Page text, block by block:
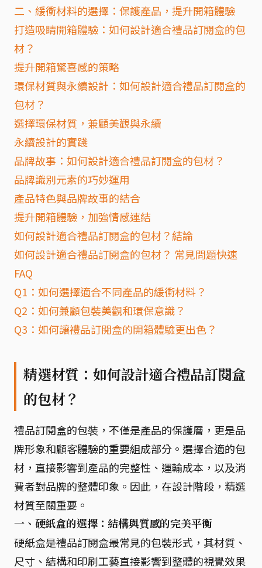
二、緩衝材料的選擇：保護產品，提升開箱體驗
打造吸睛開箱體驗：如何設計適合禮品訂閱盒的包
材？
提升開箱驚喜感的策略
環保材質與永續設計：如何設計適合禮品訂閱盒的
包材？
選擇環保材質，兼顧美觀與永續
永續設計的實踐
品牌故事：如何設計適合禮品訂閱盒的包材？
品牌識別元素的巧妙運用
產品特色與品牌故事的結合
提升開箱體驗，加強情感連結
如何設計適合禮品訂閱盒的包材？結論
如何設計適合禮品訂閱盒的包材？ 常見問題快速
FAQ
Q1：如何選擇適合不同產品的緩衝材料？
Q2：如何兼顧包裝美觀和環保意識？
Q3：如何讓禮品訂閱盒的開箱體驗更出色？
精選材質：如何設計適合禮品訂閱盒
的包材？
禮品訂閱盒的包裝，不僅是產品的保護層，更是品
牌形象和顧客體驗的重要組成部分。選擇合適的包
材，直接影響到產品的完整性、運輸成本，以及消
費者對品牌的整體印象。因此，在設計階段，精選
材質至關重要。
一、硬紙盒的選擇：結構與質感的完美平衡
硬紙盒是禮品訂閱盒最常見的包裝形式，其材質、
尺寸、結構和印刷工藝直接影響到整體的視覺效果